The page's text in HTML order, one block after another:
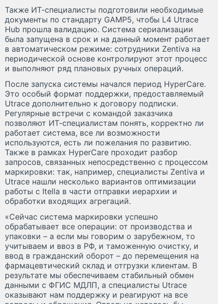
Также ИТ-специалисты подготовили необходимые
документы по стандарту GAMP5, чтобы L4 Utrace
Hub прошла валидацию. Система сериализации
была запущена в срок и на данный момент работает
в автоматическом режиме: сотрудники Zentiva на
периодической основе контролируют этот процесс
и выполняют ряд плановых ручных операций.
После запуска системы начался период HyperCare.
Это особый формат поддержки, предоставляемый
Utrace дополнительно к договору подписки.
Регулярные встречи с командой заказчика
позволяют ИТ-специалистам понять, корректно ли
работает система, все ли возможности
используются, есть ли пожелания по развитию.
Также в рамках HyperCare проходит разбор
запросов, связанных непосредственно с процессом
маркировки: так, например, специалисты Zentiva и
Utrace нашли несколько вариантов оптимизации
работы с Itella в части отправки иерархии и
обработки входящих агрегаций.
«Сейчас система маркировки успешно
обрабатывает все операции: от производства и
упаковки – а если мы говорим о зарубежном, то
учитываем и ввоз в РФ, и таможенную очистку, и
ввод в гражданский оборот – до перемещения на
фармацевтический склад и отгрузки клиентам. В
результате мы обеспечиваем стабильный обмен
данными с ФГИС МДЛП, а специалисты Utrace
оказывают нам поддержку и реагируют на все